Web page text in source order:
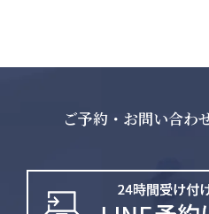
ご予約・お問い合わ